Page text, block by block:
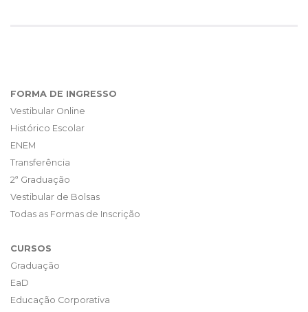
FORMA DE INGRESSO
Vestibular Online
Histórico Escolar
ENEM
Transferência
2ª Graduação
Vestibular de Bolsas
Todas as Formas de Inscrição
CURSOS
Graduação
EaD
Educação Corporativa